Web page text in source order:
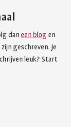
dan een blog en
geschreven. Je
leuk? Start